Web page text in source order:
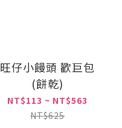
旺仔小饅頭 歡巨包
(餅乾)
NT$113 ~ NT$563
NT$625